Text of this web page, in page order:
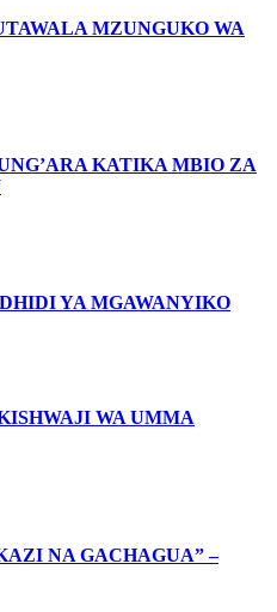
MZUNGUKO WA
KATIKA MBIO ZA
YA MGAWANYIKO
WA UMMA
NA GACHAGUA” –